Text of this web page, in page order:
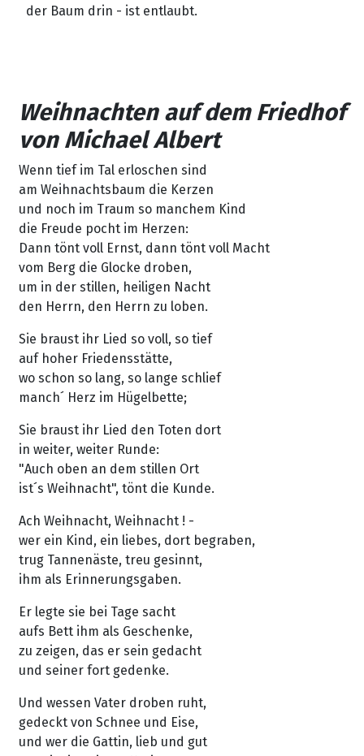
der Baum drin - ist entlaubt.
Weihnachten auf dem Friedhof
von Michael Albert
Wenn tief im Tal erloschen sind
am Weihnachtsbaum die Kerzen
und noch im Traum so manchem Kind
die Freude pocht im Herzen:
Dann tönt voll Ernst, dann tönt voll Macht
vom Berg die Glocke droben,
um in der stillen, heiligen Nacht
den Herrn, den Herrn zu loben.
Sie braust ihr Lied so voll, so tief
auf hoher Friedensstätte,
wo schon so lang, so lange schlief
manch´ Herz im Hügelbette;
Sie braust ihr Lied den Toten dort
in weiter, weiter Runde:
"Auch oben an dem stillen Ort
ist´s Weihnacht", tönt die Kunde.
Ach Weihnacht, Weihnacht ! -
wer ein Kind, ein liebes, dort begraben,
trug Tannenäste, treu gesinnt,
ihm als Erinnerungsgaben.
Er legte sie bei Tage sacht
aufs Bett ihm als Geschenke,
zu zeigen, das er sein gedacht
und seiner fort gedenke.
Und wessen Vater droben ruht,
gedeckt von Schnee und Eise,
und wer die Gattin, lieb und gut